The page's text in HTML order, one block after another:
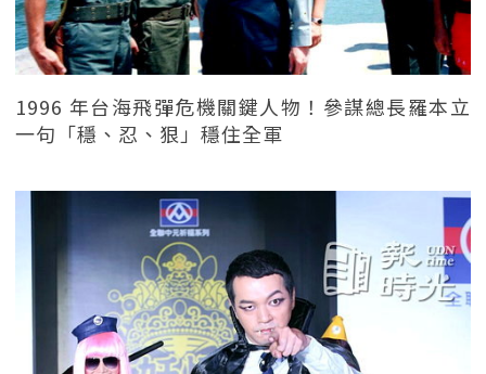
1996 年台海飛彈危機關鍵人物！參謀總長羅本立
一句「穩、忍、狠」穩住全軍